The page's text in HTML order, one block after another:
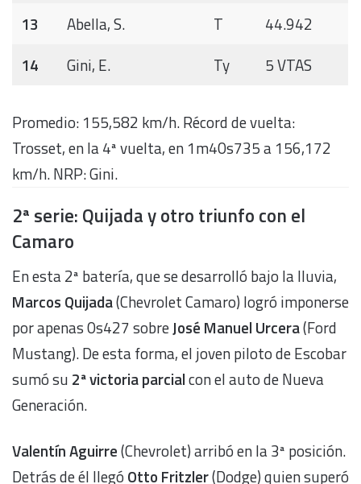
13
Abella, S. T
44.942
14
Gini, E. Ty 5 VTAS
Promedio: 155,582 km/h. Récord de vuelta:
Trosset, en la 4ª vuelta, en 1m40s735 a 156,172
km/h. NRP: Gini.
2ª serie: Quijada y otro triunfo con el
Camaro
En esta 2ª batería, que se desarrolló bajo la lluvia,
Marcos Quijada(Chevrolet Camaro) logró imponerse
por apenas 0s427 sobreJosé Manuel Urcera(Ford
Mustang). De esta forma, el joven piloto de Escobar
sumó su 2ª victoria parcialcon el auto de Nueva
Generación.
Valentín Aguirre(Chevrolet) arribó en la 3ª posición.
Detrás de él llegó Otto Fritzler(Dodge) quien superó